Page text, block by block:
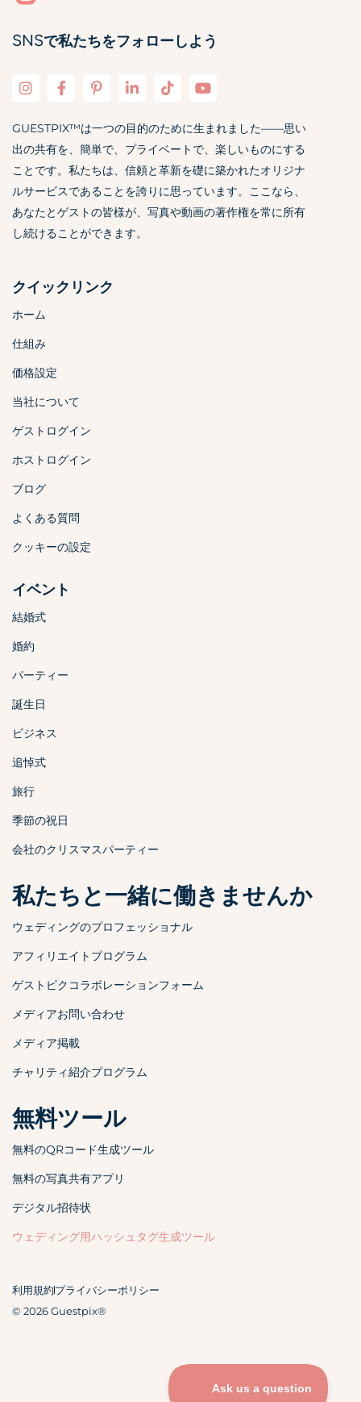
SNSで私たちをフォローしよう
GUESTPIX™は一つの目的のために生まれました——思い
出の共有を、簡単で、プライベートで、楽しいものにする
ことです。私たちは、信頼と革新を礎に築かれたオリジナ
ルサービスであることを誇りに思っています。ここなら、
あなたとゲストの皆様が、写真や動画の著作権を常に所有
し続けることができます。
クイックリンク
ホーム
仕組み
価格設定
当社について
ゲストログイン
ホストログイン
ブログ
よくある質問
クッキーの設定
イベント
結婚式
婚約
パーティー
誕生日
ビジネス
追悼式
旅行
季節の祝日
会社のクリスマスパーティー
私たちと一緒に働きませんか
ウェディングのプロフェッショナル
アフィリエイトプログラム
ゲストピクコラボレーションフォーム
メディアお問い合わせ
メディア掲載
チャリティ紹介プログラム
無料ツール
無料のQRコード生成ツール
無料の写真共有アプリ
デジタル招待状
ウェディング用ハッシュタグ生成ツール
© 2026 Guestpix®
利用規約プライバシーポリシー